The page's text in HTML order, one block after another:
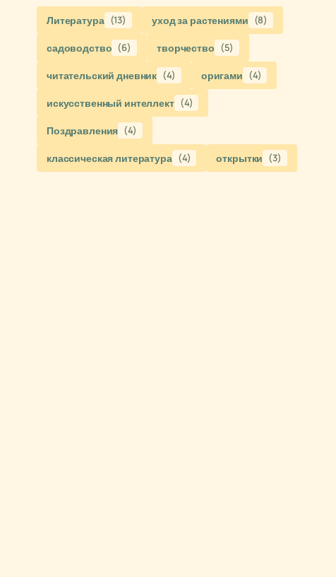
Литература (13) уход за растениями (8)
садоводство (6) творчество (5)
читательский дневник (4) оригами (4)
искусственный интеллект (4)
Поздравления (4)
классическая литература (4) открытки (3)